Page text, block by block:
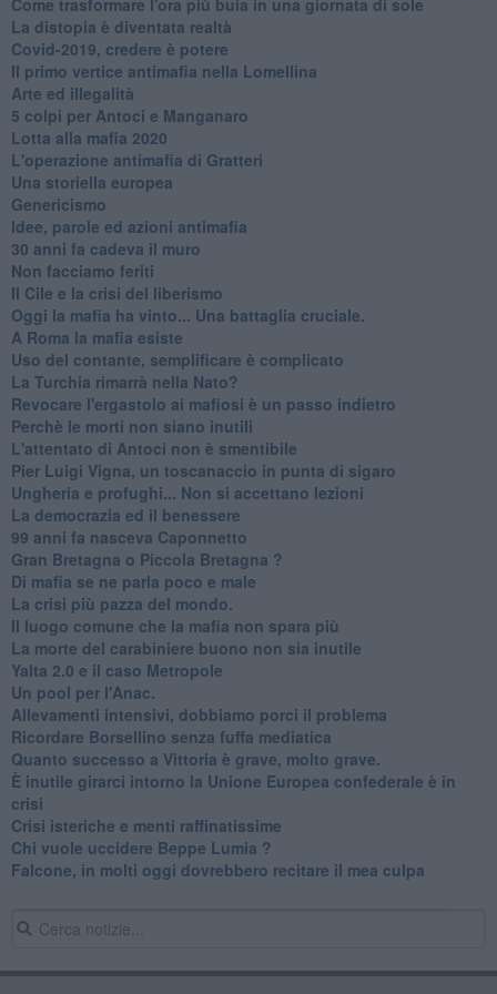
​La distopia è diventata realtà
Covid-2019, credere è potere
Il primo vertice antimafia nella Lomellina
Arte ed illegalità
​5 colpi per Antoci e Manganaro
Lotta alla mafia 2020
L'operazione antimafia di Gratteri
Una storiella europea
Genericismo
Idee, parole ed azioni antimafia
30 anni fa cadeva il muro
Non facciamo feriti
Il Cile e la crisi del liberismo
Oggi la mafia ha vinto... Una battaglia cruciale.
A Roma la mafia esiste
Uso del contante, semplificare è complicato
La Turchia rimarrà nella Nato?
Revocare l'ergastolo ai mafiosi è un passo indietro
Perchè le morti non siano inutili
L'attentato di Antoci non è smentibile
Pier Luigi Vigna, un toscanaccio in punta di sigaro
Ungheria e profughi... Non si accettano lezioni
La democrazia ed il benessere
99 anni fa nasceva Caponnetto
Gran Bretagna o Piccola Bretagna ?
Di mafia se ne parla poco e male
La crisi più pazza del mondo.
Il luogo comune che la mafia non spara più
La morte del carabiniere buono non sia inutile
Yalta 2.0 e il caso Metropole
​Un pool per l'Anac.
Allevamenti intensivi, dobbiamo porci il problema
Ricordare Borsellino senza fuffa mediatica
​Quanto successo a Vittoria è grave, molto grave.
​È inutile girarci intorno la Unione Europea confederale è in
crisi
Crisi isteriche e menti raffinatissime
Chi vuole uccidere Beppe Lumia ?
Falcone, in molti oggi dovrebbero recitare il mea culpa